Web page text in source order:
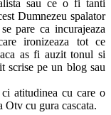
sau ce o fi tanti
Dumnezeu spalator
pare ca incurajeaza
ironizeaza tot ce
as fi auzit tonul si
scrise pe un blog sau
atitudinea cu care o
Otv cu gura cascata.